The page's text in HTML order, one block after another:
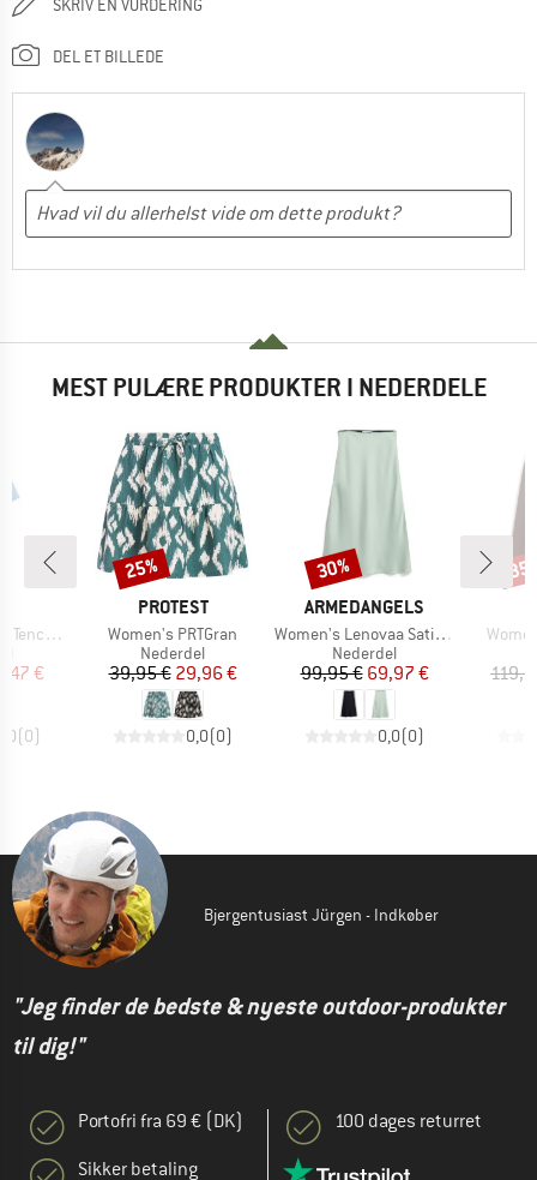
SKRIV EN VURDERING
DEL ET BILLEDE
MEST PULÆRE PRODUKTER I NEDERDELE
Dress
pris
€
(0)
MÆRKE
PROTEST
Artikel
Women's PRTGran
Produktgruppe
Nederdel
Pris
39,95 €Nedsat pris
29,96 €
0,0(0)
Rabat
25%
MÆRKE
ARMEDANGELS
Artikel
Women's Lenovaa Satin Slip-Skirt
Produktgruppe
Nederdel
Pris
99,95 €Nedsat pris
69,97 €
0,0(0)
Rabat
30%
Artikel
Bjergentusiast Jürgen - Indkøber
"Jeg finder de bedste & nyeste outdoor-produkter
til dig!"
Portofri fra 69 € (DK)
Sikker betaling
100 dages returret